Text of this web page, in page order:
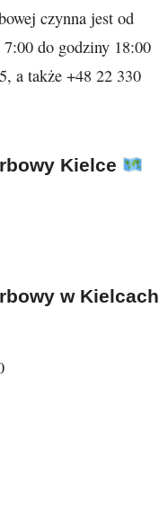
czynna jest od
do godziny 18:00
a także +48 22 330
Kielce
w Kielcach